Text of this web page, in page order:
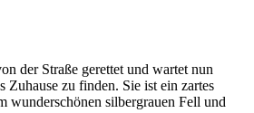
der Straße gerettet und wartet nun
Zuhause zu finden. Sie ist ein zartes
wunderschönen silbergrauen Fell und